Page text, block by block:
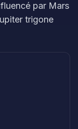
par Mars
trigone